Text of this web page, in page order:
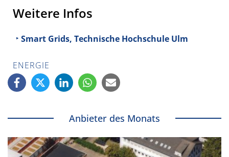
Weitere Infos
Smart Grids, Technische Hochschule Ulm
ENERGIE
Anbieter des Monats